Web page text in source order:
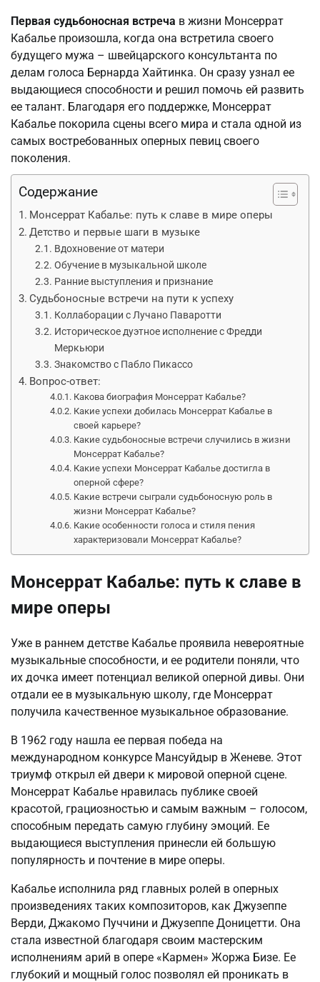
Первая судьбоносная встреча в жизни Монсеррат
Кабалье произошла, когда она встретила своего
будущего мужа – швейцарского консультанта по
делам голоса Бернарда Хайтинка. Он сразу узнал ее
выдающиеся способности и решил помочь ей развить
ее талант. Благодаря его поддержке, Монсеррат
Кабалье покорила сцены всего мира и стала одной из
самых востребованных оперных певиц своего
поколения.
Содержание
Монсеррат Кабалье: путь к славе в мире оперы
Детство и первые шаги в музыке
Вдохновение от матери
Обучение в музыкальной школе
Ранние выступления и признание
Судьбоносные встречи на пути к успеху
Коллаборации с Лучано Паваротти
Историческое дуэтное исполнение с Фредди
Меркьюри
Знакомство с Пабло Пикассо
Вопрос-ответ:
Какова биография Монсеррат Кабалье?
Какие успехи добилась Монсеррат Кабалье в
своей карьере?
Какие судьбоносные встречи случились в жизни
Монсеррат Кабалье?
Какие успехи Монсеррат Кабалье достигла в
оперной сфере?
Какие встречи сыграли судьбоносную роль в
жизни Монсеррат Кабалье?
Какие особенности голоса и стиля пения
характеризовали Монсеррат Кабалье?
Монсеррат Кабалье: путь к славе в
мире оперы
Уже в раннем детстве Кабалье проявила невероятные
музыкальные способности, и ее родители поняли, что
их дочка имеет потенциал великой оперной дивы. Они
отдали ее в музыкальную школу, где Монсеррат
получила качественное музыкальное образование.
В 1962 году нашла ее первая победа на
международном конкурсе Мансуйдыр в Женеве. Этот
триумф открыл ей двери к мировой оперной сцене.
Монсеррат Кабалье нравилась публике своей
красотой, грациозностью и самым важным – голосом,
способным передать самую глубину эмоций. Ее
выдающиеся выступления принесли ей большую
популярность и почтение в мире оперы.
Кабалье исполнила ряд главных ролей в оперных
произведениях таких композиторов, как Джузеппе
Верди, Джакомо Пуччини и Джузеппе Доницетти. Она
стала известной благодаря своим мастерским
исполнениям арий в опере «Кармен» Жоржа Бизе. Ее
глубокий и мощный голос позволял ей проникать в